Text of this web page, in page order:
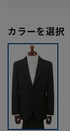
カラーを選択